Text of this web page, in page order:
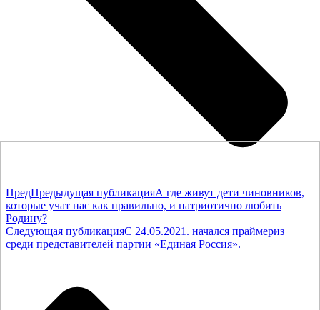
ПредПредыдущая публикацияА где живут дети чиновников,
которые учат нас как правильно, и патриотично любить
Родину?
Следующая публикацияС 24.05.2021. начался праймериз
среди представителей партии «Единая Россия».